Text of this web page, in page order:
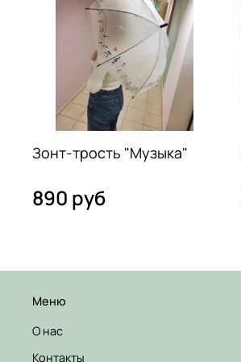
Зонт-трость "Музыка"
890 руб
Меню
О нас
Контакты